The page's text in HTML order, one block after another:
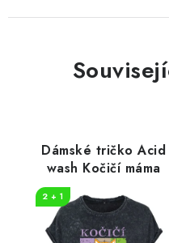
Dámské tričko Acid
wash Kočičí máma
2 + 1